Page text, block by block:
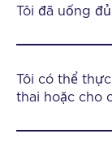
Tôi đã uống
Tôi có thể
thai hoặc cho